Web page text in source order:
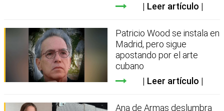
Leer artículo
Patricio Wood se instala en
Madrid, pero sigue
apostando por el arte
cubano
Leer artículo
Ana de Armas deslumbra